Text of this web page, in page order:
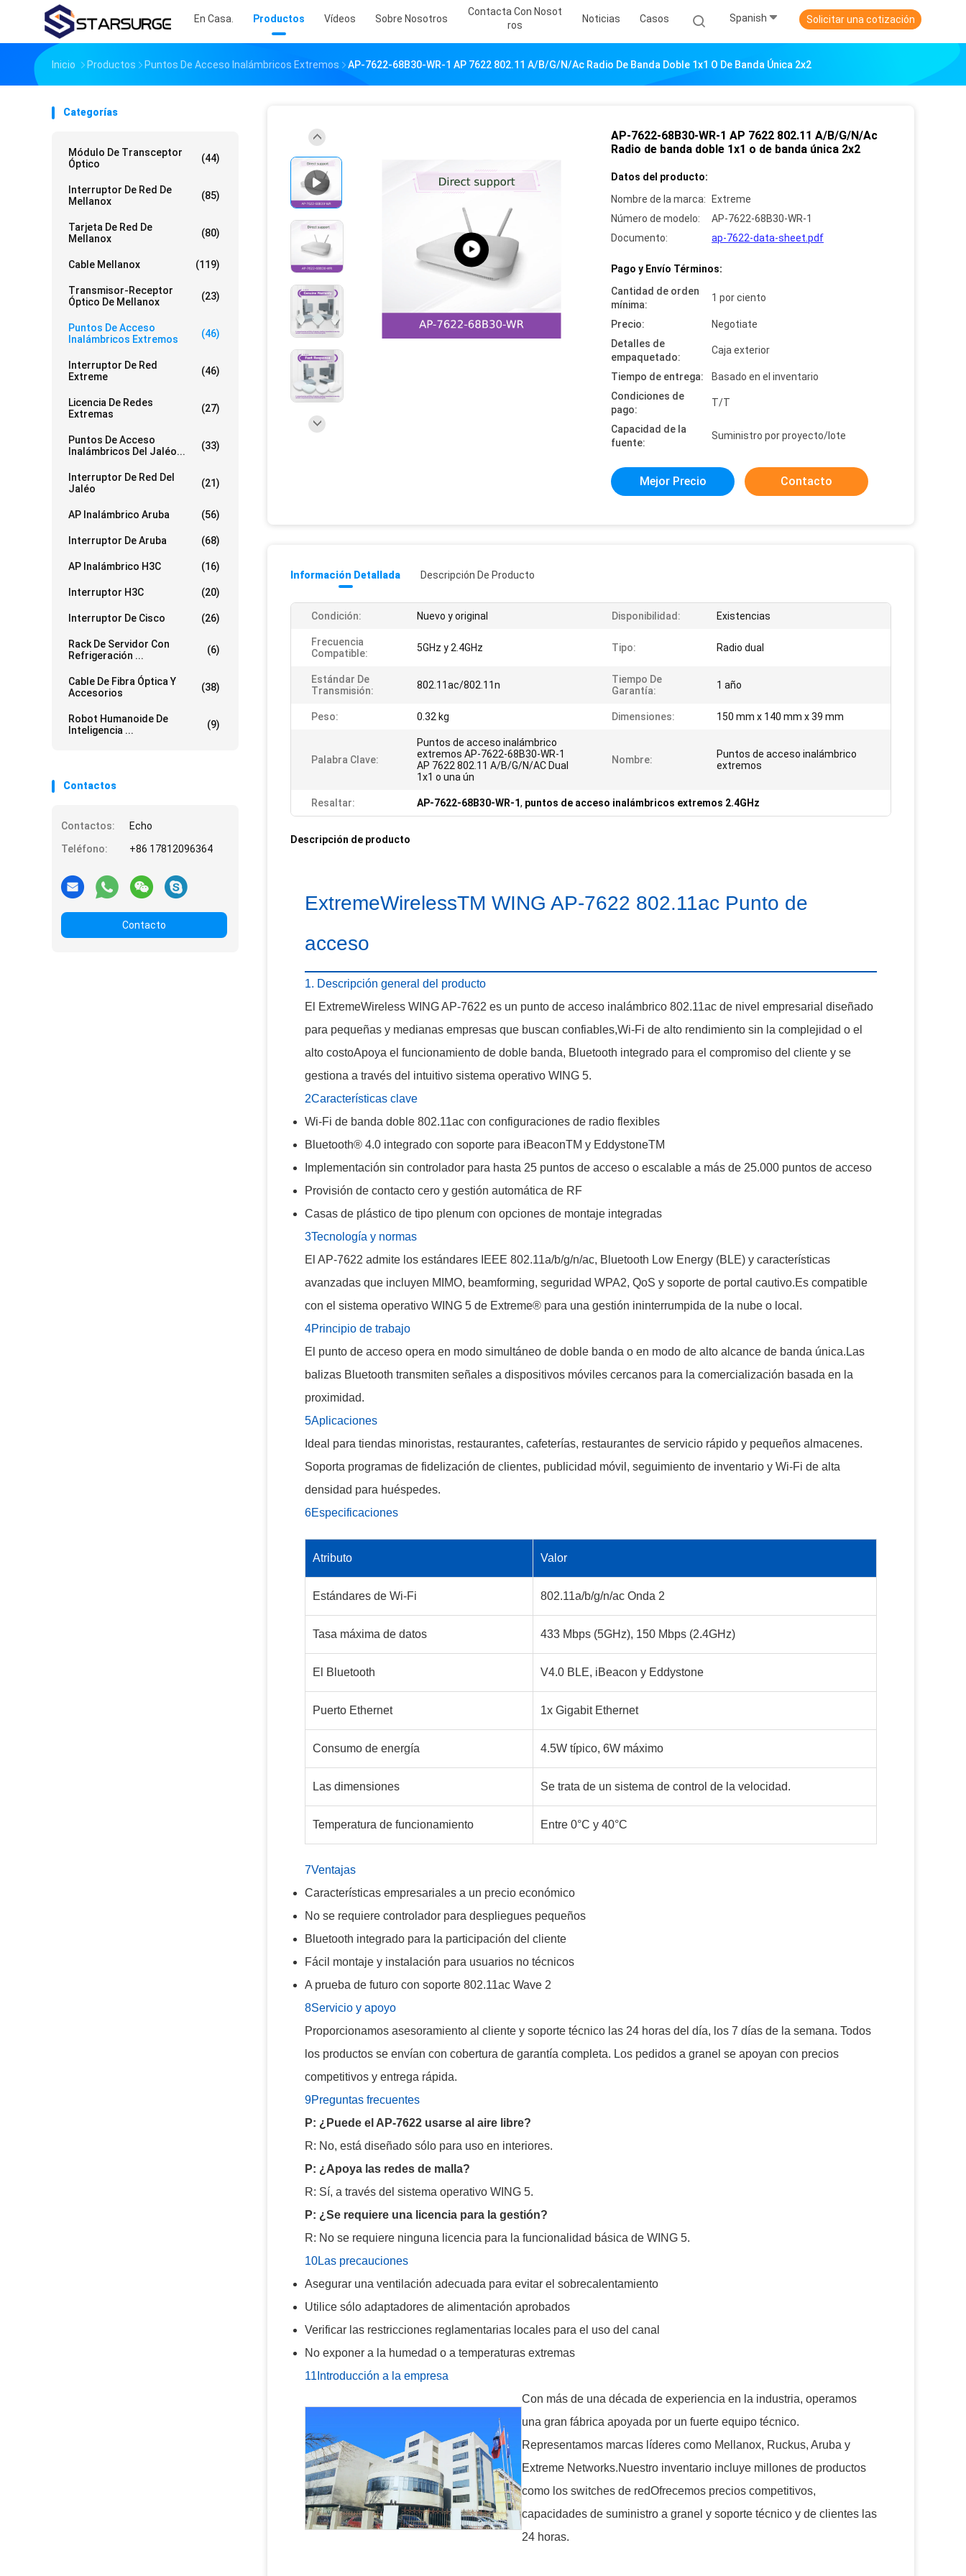
En Casa. Productos Vídeos Sobre Nosotros
Contacta Con Nosot
Ros
Noticias Casos Spanish Solicitar una cotización
Inicio Productos Puntos De Acceso Inalámbricos Extremos AP-7622-68B30-WR-1 AP 7622 802.11 A/B/G/N/Ac Radio De Banda Doble 1x1 O De Banda Única 2x2
Categorías
Módulo De Transceptor
Óptico
(44)
Interruptor De Red De
Mellanox
(85)
Tarjeta De Red De
Mellanox
(80)
Cable Mellanox (119)
Transmisor-Receptor
Óptico De Mellanox
(23)
Puntos De Acceso
Inalámbricos Extremos
(46)
Interruptor De Red
Extreme
(46)
Licencia De Redes
Extremas
(27)
Puntos De Acceso
Inalámbricos Del Jaléo...
(33)
Interruptor De Red Del
Jaléo
(21)
AP Inalámbrico Aruba (56)
Interruptor De Aruba (68)
AP Inalámbrico H3C (16)
Interruptor H3C (20)
Interruptor De Cisco (26)
Rack De Servidor Con
Refrigeración ...
(6)
Cable De Fibra Óptica Y
Accesorios
(38)
Robot Humanoide De
Inteligencia ...
(9)
Contactos
Contactos:
Echo
Teléfono:
+86 17812096364
Contacto
AP-7622-68B30-WR-1 AP 7622 802.11 A/B/G/N/Ac
Radio de banda doble 1x1 o de banda única 2x2
Datos del producto:
Nombre de la marca:
Extreme
Número de modelo:
AP-7622-68B30-WR-1
Documento:
ap-7622-data-sheet.pdf
Pago y Envío Términos:
Cantidad de orden
mínima:
1 por ciento
Precio:
Negotiate
Detalles de
empaquetado:
Caja exterior
Tiempo de entrega:
Basado en el inventario
Condiciones de
pago:
T/T
Capacidad de la
fuente:
Suministro por proyecto/lote
Mejor Precio Contacto
Información Detallada Descripción De Producto
Condición: Nuevo y original Disponibilidad: Existencias
Frecuencia
Compatible:
5GHz y 2.4GHz Tipo: Radio dual
Estándar De
Transmisión:
802.11ac/802.11n
Tiempo De
Garantía:
1 año
Peso: 0.32 kg Dimensiones: 150 mm x 140 mm x 39 mm
Palabra Clave:
Puntos de acceso inalámbrico
extremos AP-7622-68B30-WR-1
AP 7622 802.11 A/B/G/N/AC Dual
1x1 o una ún
Nombre:
Puntos de acceso inalámbrico
extremos
Resaltar: AP-7622-68B30-WR-1, puntos de acceso inalámbricos extremos 2.4GHz
Descripción de producto
ExtremeWirelessTM WING AP-7622 802.11ac Punto de
acceso
1. Descripción general del producto
El ExtremeWireless WING AP-7622 es un punto de acceso inalámbrico 802.11ac de nivel empresarial diseñado
para pequeñas y medianas empresas que buscan confiables,Wi-Fi de alto rendimiento sin la complejidad o el
alto costoApoya el funcionamiento de doble banda, Bluetooth integrado para el compromiso del cliente y se
gestiona a través del intuitivo sistema operativo WING 5.
2Características clave
Wi-Fi de banda doble 802.11ac con configuraciones de radio flexibles
Bluetooth® 4.0 integrado con soporte para iBeaconTM y EddystoneTM
Implementación sin controlador para hasta 25 puntos de acceso o escalable a más de 25.000 puntos de acceso
Provisión de contacto cero y gestión automática de RF
Casas de plástico de tipo plenum con opciones de montaje integradas
3Tecnología y normas
El AP-7622 admite los estándares IEEE 802.11a/b/g/n/ac, Bluetooth Low Energy (BLE) y características
avanzadas que incluyen MIMO, beamforming, seguridad WPA2, QoS y soporte de portal cautivo.Es compatible
con el sistema operativo WING 5 de Extreme® para una gestión ininterrumpida de la nube o local.
4Principio de trabajo
El punto de acceso opera en modo simultáneo de doble banda o en modo de alto alcance de banda única.Las
balizas Bluetooth transmiten señales a dispositivos móviles cercanos para la comercialización basada en la
proximidad.
5Aplicaciones
Ideal para tiendas minoristas, restaurantes, cafeterías, restaurantes de servicio rápido y pequeños almacenes.
Soporta programas de fidelización de clientes, publicidad móvil, seguimiento de inventario y Wi-Fi de alta
densidad para huéspedes.
6Especificaciones
Atributo Valor
Estándares de Wi-Fi 802.11a/b/g/n/ac Onda 2
Tasa máxima de datos 433 Mbps (5GHz), 150 Mbps (2.4GHz)
El Bluetooth V4.0 BLE, iBeacon y Eddystone
Puerto Ethernet 1x Gigabit Ethernet
Consumo de energía 4.5W típico, 6W máximo
Las dimensiones Se trata de un sistema de control de la velocidad.
Temperatura de funcionamiento Entre 0°C y 40°C
7Ventajas
Características empresariales a un precio económico
No se requiere controlador para despliegues pequeños
Bluetooth integrado para la participación del cliente
Fácil montaje y instalación para usuarios no técnicos
A prueba de futuro con soporte 802.11ac Wave 2
8Servicio y apoyo
Proporcionamos asesoramiento al cliente y soporte técnico las 24 horas del día, los 7 días de la semana. Todos
los productos se envían con cobertura de garantía completa. Los pedidos a granel se apoyan con precios
competitivos y entrega rápida.
9Preguntas frecuentes
P: ¿Puede el AP-7622 usarse al aire libre?
R: No, está diseñado sólo para uso en interiores.
P: ¿Apoya las redes de malla?
R: Sí, a través del sistema operativo WING 5.
P: ¿Se requiere una licencia para la gestión?
R: No se requiere ninguna licencia para la funcionalidad básica de WING 5.
10Las precauciones
Asegurar una ventilación adecuada para evitar el sobrecalentamiento
Utilice sólo adaptadores de alimentación aprobados
Verificar las restricciones reglamentarias locales para el uso del canal
No exponer a la humedad o a temperaturas extremas
11Introducción a la empresa
Con más de una década de experiencia en la industria, operamos
una gran fábrica apoyada por un fuerte equipo técnico.
Representamos marcas líderes como Mellanox, Ruckus, Aruba y
Extreme Networks.Nuestro inventario incluye millones de productos
como los switches de redOfrecemos precios competitivos,
capacidades de suministro a granel y soporte técnico y de clientes las
24 horas.